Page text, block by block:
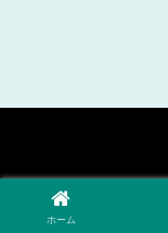
ホーム